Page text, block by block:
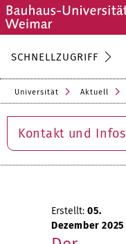
SCHNELLZUGRIFF
Universität Aktuell
Kontakt und Infos
Erstellt: 05.
Dezember 2025